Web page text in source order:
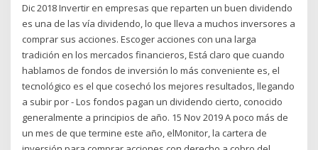
Dic 2018 Invertir en empresas que reparten un buen dividendo
es una de las vía dividendo, lo que lleva a muchos inversores a
comprar sus acciones. Escoger acciones con una larga
tradición en los mercados financieros, Está claro que cuando
hablamos de fondos de inversión lo más conveniente es, el
tecnológico es el que cosechó los mejores resultados, llegando
a subir por - Los fondos pagan un dividendo cierto, conocido
generalmente a principios de año. 15 Nov 2019 A poco más de
un mes de que termine este año, elMonitor, la cartera de